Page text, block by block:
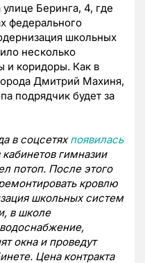
Беринга, 4, где
федерального
школьных
несколько
и коридоры. Как в
Дмитрий Махиня,
подрядчик будет за
в соцсетяхпоявилась
гимназии
потоп. После этого
кровлю
школьных систем
в школе
окна и проведут
Цена контракта